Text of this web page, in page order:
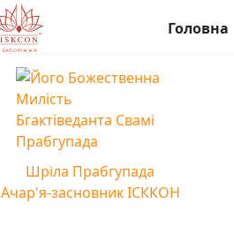
Головна
Шріла Прабгупада
Ачар'я-засновник ІСККОН